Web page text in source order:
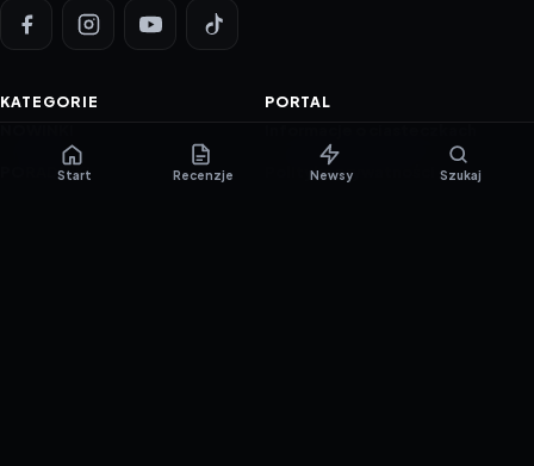
KATEGORIE
PORADNIKI
PORTAL
Polityka prywatności
Start Recenzje Newsy Szukaj